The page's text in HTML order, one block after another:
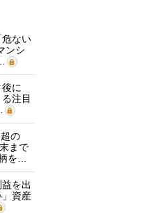
危ない
ンシ
に
注目
の
まで
を…
を出
」資産